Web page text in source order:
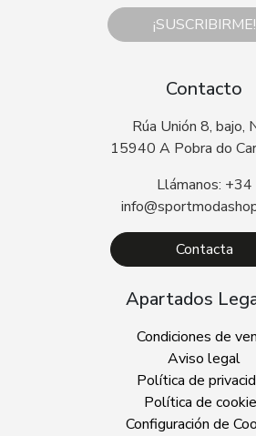
¡SUSCRIBIRME!
Contacto
Rúa Unión 8, bajo,
15940 A Pobra do
Llámanos: +34
Contacta
Apartados
Condiciones de
Aviso legal
Política de
Política de
Configuración de